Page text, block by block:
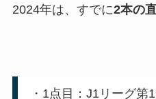
2024年は、すでに2本の
・1点目：J1リーグ第